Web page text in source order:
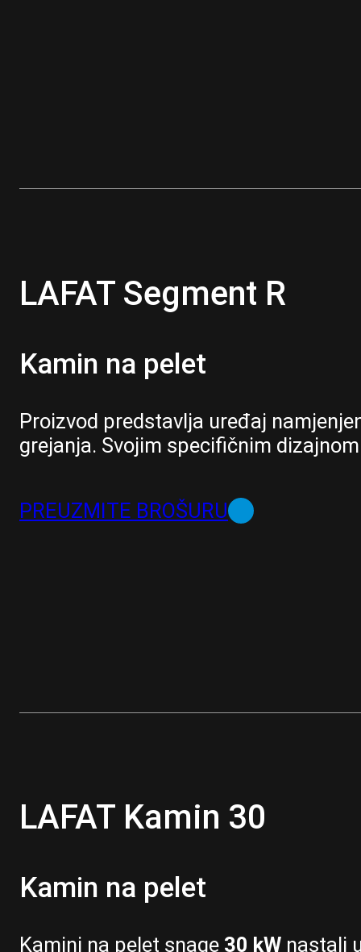
LAFAT Segment R
Kamin na pelet
Proizvod predstavlja uređaj
grejanja. Svojim specifičnim
PREUZMITE BROŠURU
LAFAT Kamin 30
Kamin na pelet
Kamini na pelet snage 30 kW nastali